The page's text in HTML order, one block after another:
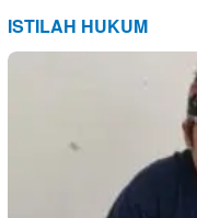
ISTILAH HUKUM